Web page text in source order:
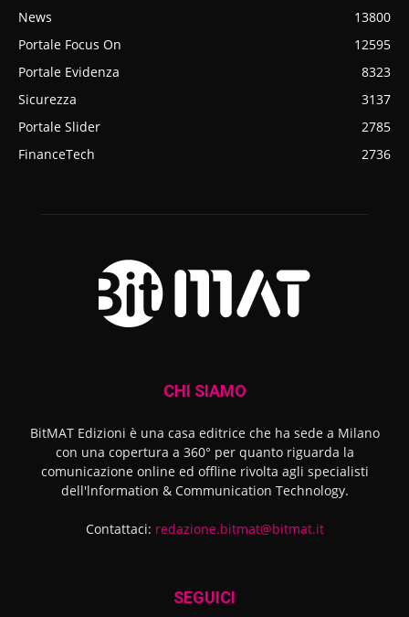
News
13800
Portale Focus On
12595
Portale Evidenza
8323
Sicurezza
3137
Portale Slider
2785
FinanceTech
2736
CHI SIAMO
BitMAT Edizioni è una casa editrice che ha sede a Milano
con una copertura a 360° per quanto riguarda la
comunicazione online ed offline rivolta agli specialisti
dell'lnformation & Communication Technology.
Contattaci: redazione.bitmat@bitmat.it
SEGUICI